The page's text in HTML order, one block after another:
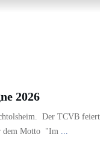
2026
Der TCVB feiert
dem Motto "Im ...